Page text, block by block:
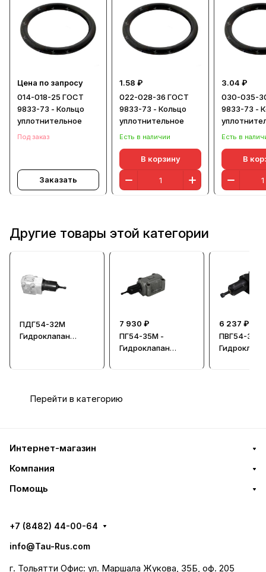
Цена по запросу
014-018-25 ГОСТ
9833-73 - Кольцо
уплотнительное
Под заказ
Заказать
1.58 ₽
022-028-36 ГОСТ
9833-73 - Кольцо
уплотнительное
Есть в наличии
В корзину
3.04 ₽
030-035-
9833-73 -
Есть в
В
Другие товары этой категории
ПДГ54-32М
Гидроклапан
7 930 ₽
ПГ54-35М -
Гидроклапан
6 237 ₽
ПВГ54-32М
Перейти в категорию
Интернет-магазин
Компания
Помощь
+7 (8482) 44-00-64
info@Tau-Rus.com
г. Тольятти Офис: ул. Маршала Жукова, 35Б, оф. 205